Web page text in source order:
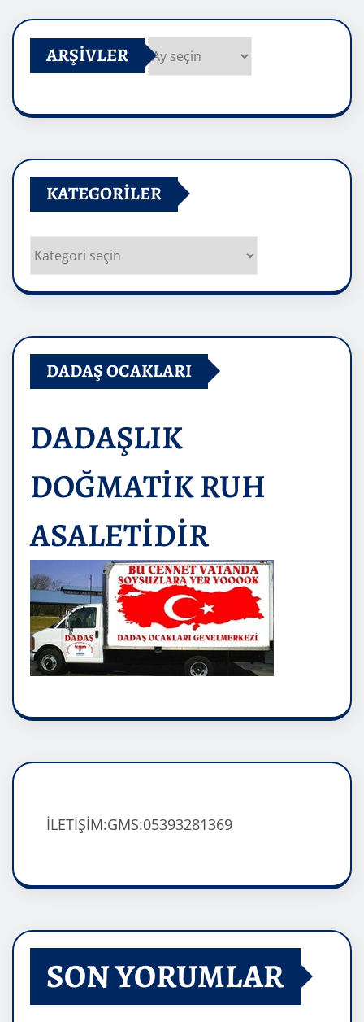
ARŞIVLER
KATEGORILER
Kategoriler
DADAŞ OCAKLARI
DADAŞLIK
DOĞMATİK RUH
ASALETİDİR
İLETİŞİM:GMS:05393281369
SON YORUMLAR